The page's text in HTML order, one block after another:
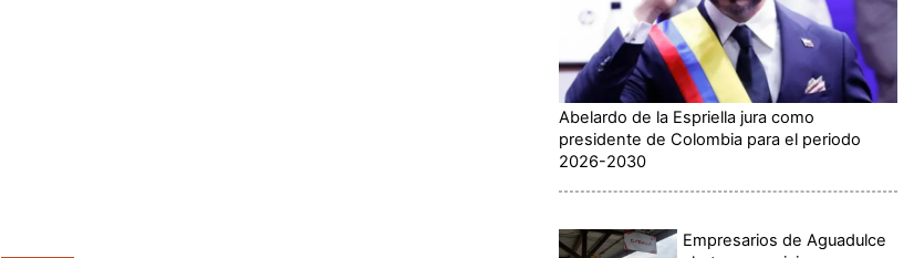
Abelardo de la Espriella jura como
presidente de Colombia para el periodo
2026-2030
Empresarios de Aguadulce